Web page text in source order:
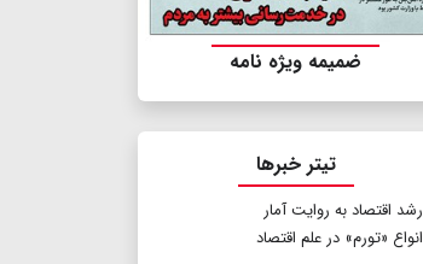
ضمیمه ویژه نامه
تیتر خبرها
رشد اقتصاد به روایت آمار
انواع «تورم» در علم اقتصاد